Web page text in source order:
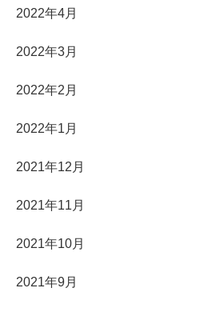
2022年4月
2022年3月
2022年2月
2022年1月
2021年12月
2021年11月
2021年10月
2021年9月